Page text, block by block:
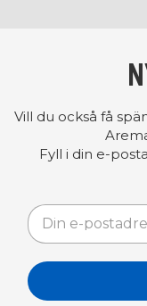
Vill du också få
Fyll i din e-